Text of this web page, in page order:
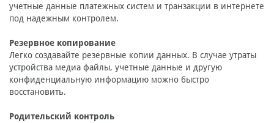
учетные данные платежных систем и транзакции в интернете
под надежным контролем.
Резервное копирование
Легко создавайте резервные копии данных. В случае утраты
устройства медиа файлы, учетные данные и другую
конфиденциальную информацию можно быстро
восстановить.
Родительский контроль